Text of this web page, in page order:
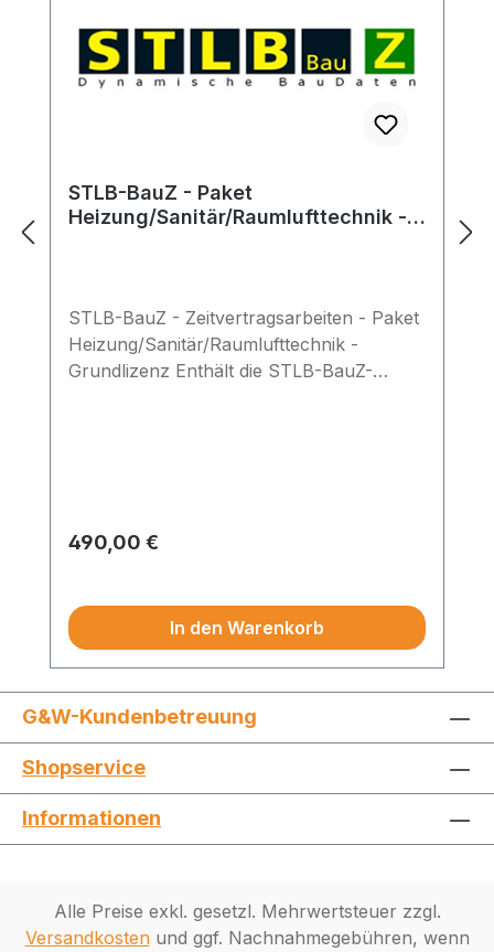
STLB-BauZ - Paket
Heizung/Sanitär/Raumlufttechnik -
STLB-BauZ - Zeitvertragsarbeiten - Paket
Heizung/Sanitär/Raumlufttechnik -
Grundlizenz Enthält die STLB-BauZ-
Wassererwärmungsanlagen)- 681 (Gas-,
Wasser- und Entwässerungsanlagen
setzt ein AVA-Programm mit einer
Programmschnittstelle zum STLB-Bau
XML voraus.
Regulärer Preis:
490,00 €
In den Warenkorb
G&W-Kundenbetreuung
Shopservice
Informationen
Alle Preise exkl. gesetzl. Mehrwertsteuer zzgl.
Versandkostenund ggf. Nachnahmegebühren, wenn